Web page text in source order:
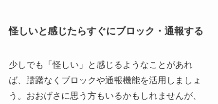
怪しいと感じたらすぐにブロック・通報する
少しでも「怪しい」と感じるようなことがあれ
ば、躊躇なくブロックや通報機能を活用しましょ
う。おおげさに思う方もいるかもしれませんが、